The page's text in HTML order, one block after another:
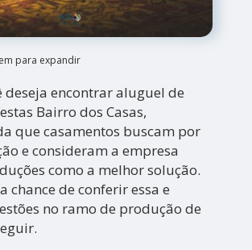
para expandir
deseja encontrar aluguel de
Bairro dos Casas,
que casamentos buscam por
e consideram a empresa
como a melhor solução.
chance de conferir essa e
no ramo de produção de